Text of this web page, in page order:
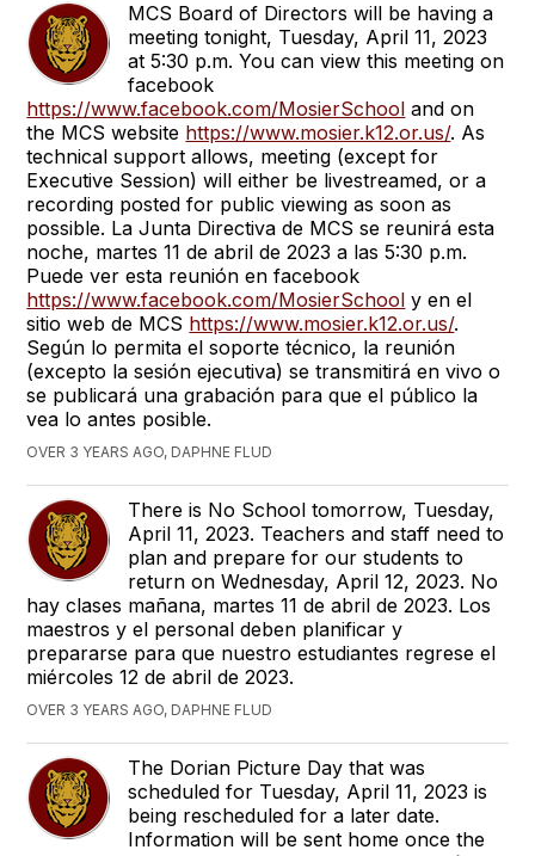
MCS Board of Directors will be having a
meeting tonight, Tuesday, April 11, 2023
at 5:30 p.m. You can view this meeting on
facebook
https://www.facebook.com/MosierSchool and on
the MCS website https://www.mosier.k12.or.us/. As
technical support allows, meeting (except for
Executive Session) will either be livestreamed, or a
recording posted for public viewing as soon as
possible. La Junta Directiva de MCS se reunirá esta
noche, martes 11 de abril de 2023 a las 5:30 p.m.
Puede ver esta reunión en facebook
https://www.facebook.com/MosierSchool y en el
sitio web de MCS https://www.mosier.k12.or.us/.
Según lo permita el soporte técnico, la reunión
(excepto la sesión ejecutiva) se transmitirá en vivo o
se publicará una grabación para que el público la
vea lo antes posible.
OVER 3 YEARS AGO, DAPHNE FLUD
There is No School tomorrow, Tuesday,
April 11, 2023. Teachers and staff need to
plan and prepare for our students to
return on Wednesday, April 12, 2023. No
hay clases mañana, martes 11 de abril de 2023. Los
maestros y el personal deben planificar y
prepararse para que nuestro estudiantes regrese el
miércoles 12 de abril de 2023.
OVER 3 YEARS AGO, DAPHNE FLUD
The Dorian Picture Day that was
scheduled for Tuesday, April 11, 2023 is
being rescheduled for a later date.
Information will be sent home once the